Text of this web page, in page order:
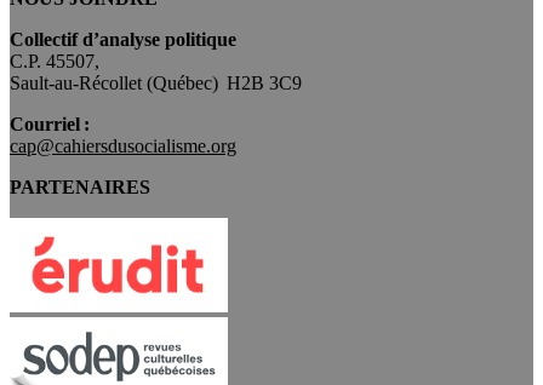
Collectif d’analyse politique
C.P. 45507,
Sault-au-Récollet (Québec) H2B 3C9
Courriel :
cap@cahiersdusocialisme.org
PARTENAIRES